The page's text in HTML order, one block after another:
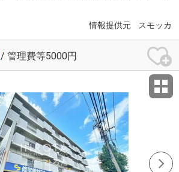
情報提供元 スモッカ
/ 管理費等5000円